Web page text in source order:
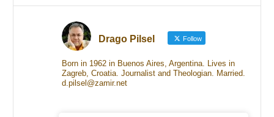
Drago Pilsel Follow
Born in 1962 in Buenos Aires, Argentina. Lives in
Zagreb, Croatia. Journalist and Theologian. Married.
d.pilsel@zamir.net